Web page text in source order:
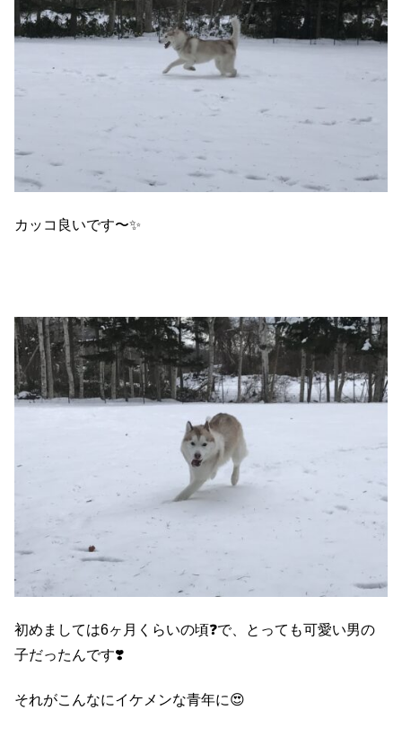
カッコ良いです〜✨
初めましては6ヶ月くらいの頃❓で、とっても可愛い男の
子だったんです❣️
それがこんなにイケメンな青年に😍